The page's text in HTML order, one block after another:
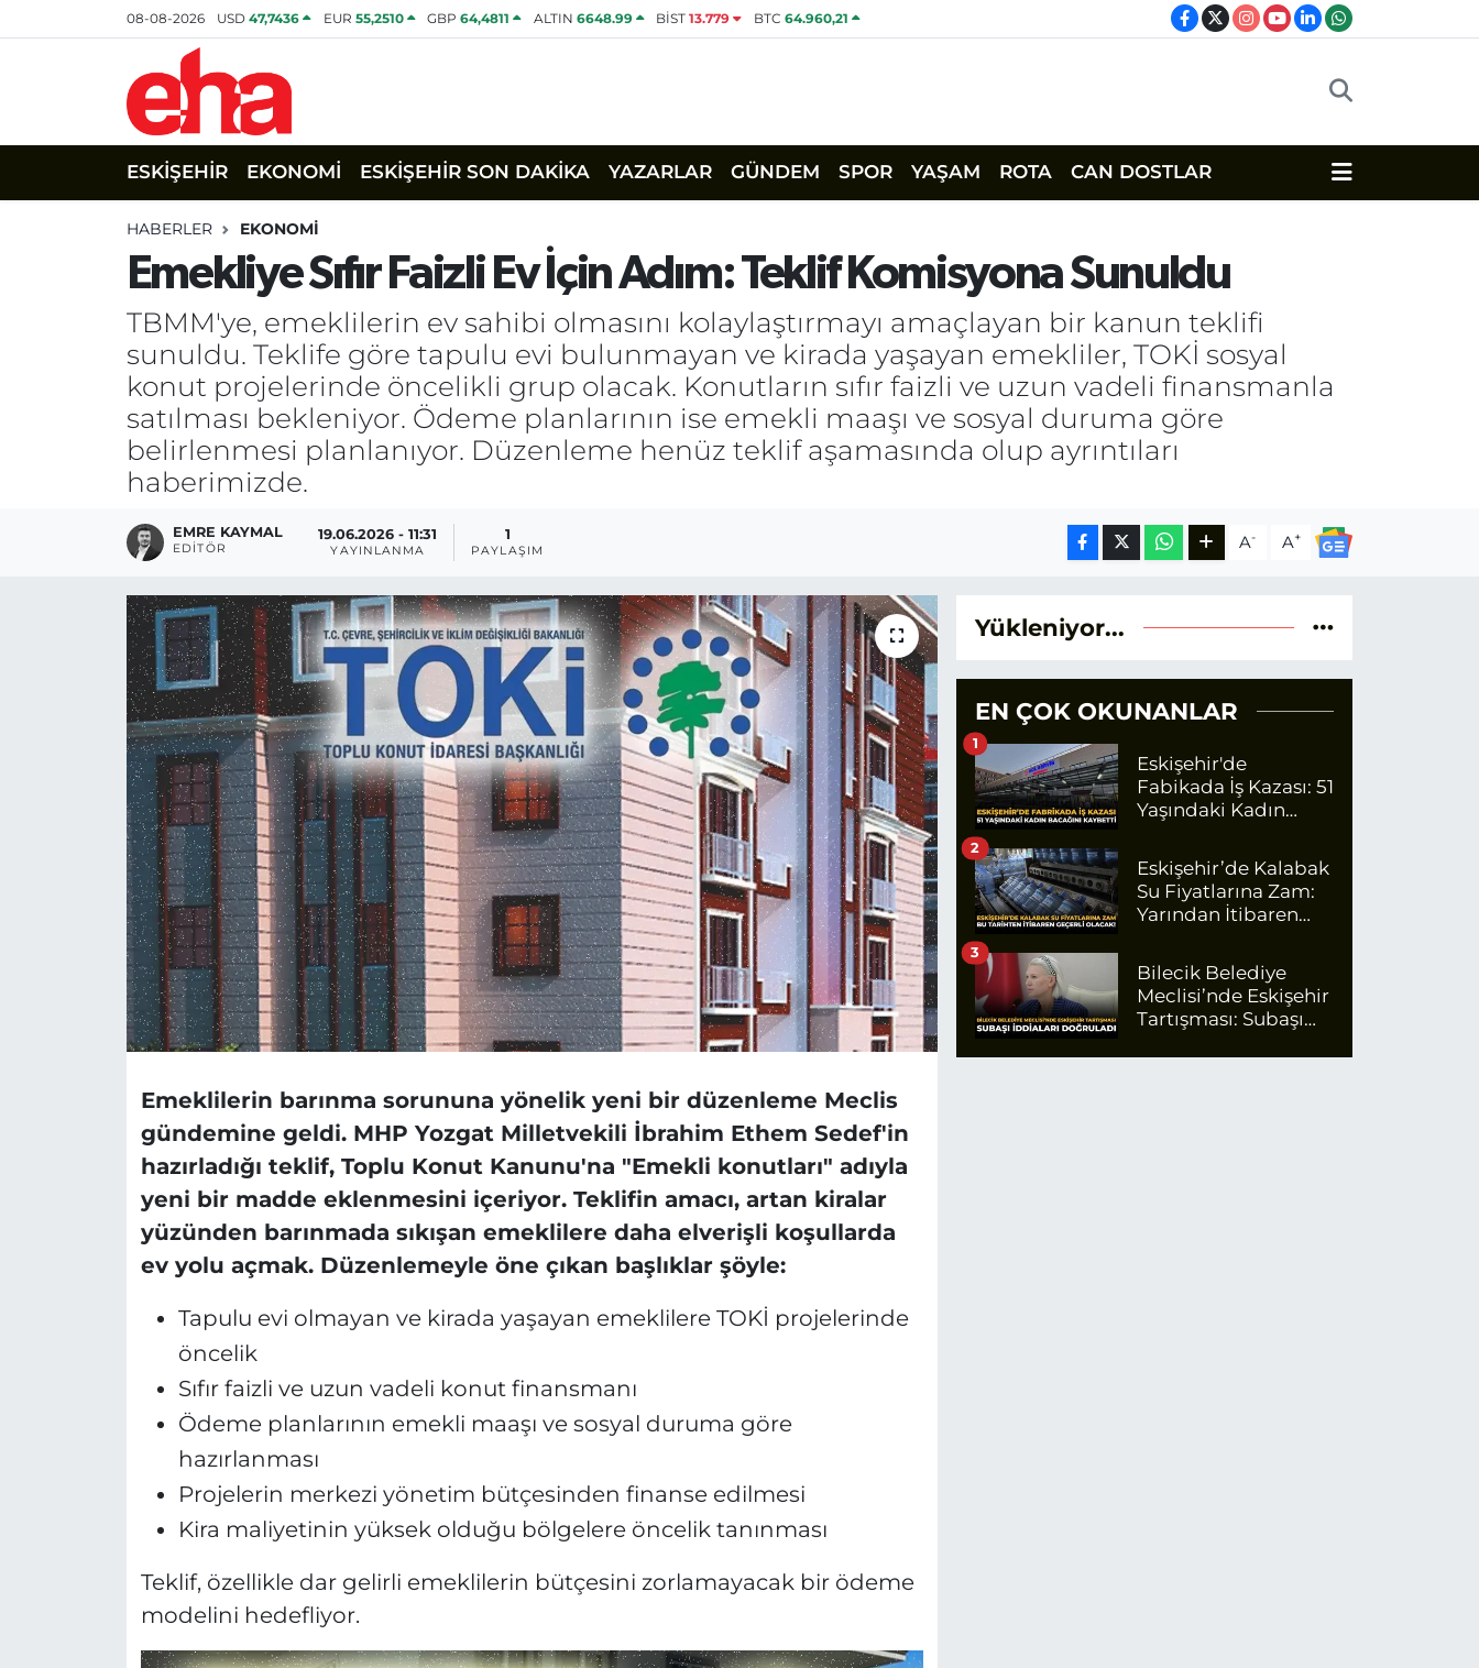
08-08-2026 USD47,7436 EUR 55,2510 GBP64,4811 ALTIN 6648.99 BİST13.779 BTC 64.960,21
ESKİŞEHİR EKONOMİ ESKİŞEHİR SON DAKİKA YAZARLAR GÜNDEM SPOR YAŞAM ROTA CAN DOSTLAR
HABERLER EKONOMİ
Emekliye Sıfır Faizli Ev İçin Adım: Teklif Komisyona Sunuldu
TBMM'ye, emeklilerin ev sahibi olmasını kolaylaştırmayı amaçlayan bir kanun teklifi
sunuldu. Teklife göre tapulu evi bulunmayan ve kirada yaşayan emekliler, TOKİ sosyal
konut projelerinde öncelikli grup olacak. Konutların sıfır faizli ve uzun vadeli finansmanla
satılması bekleniyor. Ödeme planlarının ise emekli maaşı ve sosyal duruma göre
belirlenmesi planlanıyor. Düzenleme henüz teklif aşamasında olup ayrıntıları
haberimizde.
EMRE KAYMAL
EDITÖR
19.06.2026 - 11:31
YAYINLANMA
1
PAYLAŞIM A- A+
Emeklilerin barınma sorununa yönelik yeni bir düzenleme Meclis
gündemine geldi. MHP Yozgat Milletvekili İbrahim Ethem Sedef'in
hazırladığı teklif, Toplu Konut Kanunu'na "Emekli konutları" adıyla
yeni bir madde eklenmesini içeriyor. Teklifin amacı, artan kiralar
yüzünden barınmada sıkışan emeklilere daha elverişli koşullarda
ev yolu açmak. Düzenlemeyle öne çıkan başlıklar şöyle:
Tapulu evi olmayan ve kirada yaşayan emeklilere TOKİ projelerinde
öncelik
Sıfır faizli ve uzun vadeli konut finansmanı
Ödeme planlarının emekli maaşı ve sosyal duruma göre
hazırlanması
Projelerin merkezi yönetim bütçesinden finanse edilmesi
Kira maliyetinin yüksek olduğu bölgelere öncelik tanınması
Teklif, özellikle dar gelirli emeklilerin bütçesini zorlamayacak bir ödeme
modelini hedefliyor.
Yükleniyor...
EN ÇOK OKUNANLAR
Eskişehir'de
Fabikada İş Kazası: 51
Yaşındaki Kadın
1
Eskişehir’de Kalabak
Su Fiyatlarına Zam:
Yarından İtibaren
2
Bilecik Belediye
Meclisi’nde Eskişehir
Tartışması: Subaşı
3